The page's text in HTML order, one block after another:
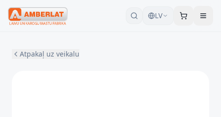
LV
Atpakaļ uz veikalu